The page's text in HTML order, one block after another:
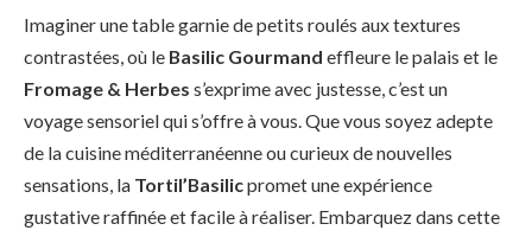
Imaginer une table garnie de petits roulés aux textures
contrastées, où le Basilic Gourmand effleure le palais et le
Fromage & Herbes s’exprime avec justesse, c’est un
voyage sensoriel qui s’offre à vous. Que vous soyez adepte
de la cuisine méditerranéenne ou curieux de nouvelles
sensations, la Tortil’Basilicpromet une expérience
gustative raffinée et facile à réaliser. Embarquez dans cette